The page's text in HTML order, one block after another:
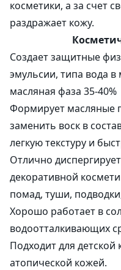
косметики, а за счет
раздражает кожу.
Создает защитные
эмульсии, типа вода в
масляная фаза 35-40%
Формирует масляные
заменить воск в
легкую текстуру и
Отлично
декоративной
помад, туши,
Хорошо работает в
водоотталкивающих
Подходит для детской
атопической кожей.